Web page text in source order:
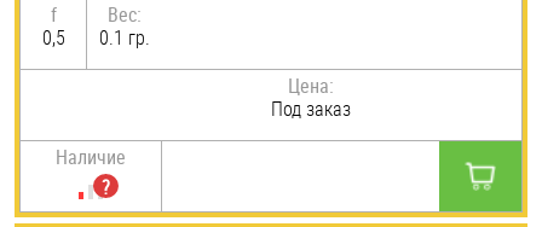
f
0,5
Вес:
0.1 гр.
Цена:
Под заказ
Наличие